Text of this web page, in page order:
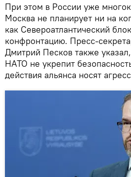
При этом в России уже
Москва не планирует ни на
как Североатлантический
конфронтацию. Пресс-
Дмитрий Песков также
НАТО не укрепит
действия альянса носят